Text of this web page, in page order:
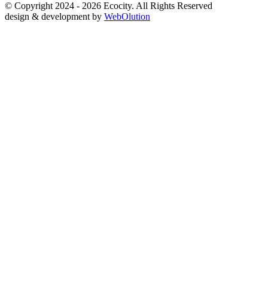
© Copyright 2024 - 2026 Ecocity. All Rights Reserved
design & development by WebOlution